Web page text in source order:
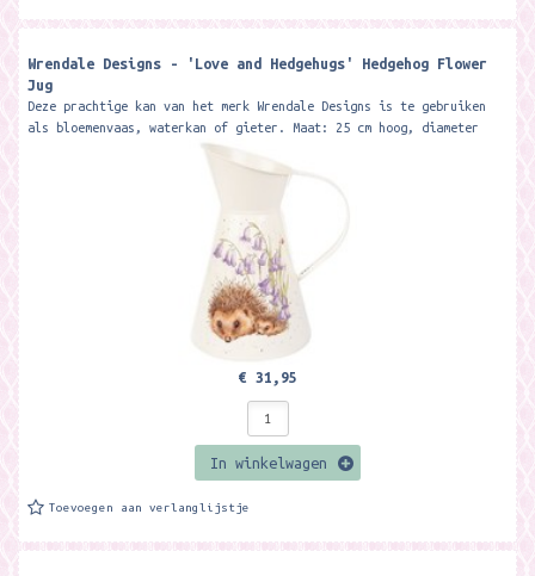
Wrendale Designs - 'Love and Hedgehugs' Hedgehog Flower
Jug
Deze prachtige kan van het merk Wrendale Designs is te gebruiken
als bloemenvaas, waterkan of gieter. Maat: 25 cm hoog, diameter
€ 31,95
In winkelwagen
Toevoegen aan verlanglijstje